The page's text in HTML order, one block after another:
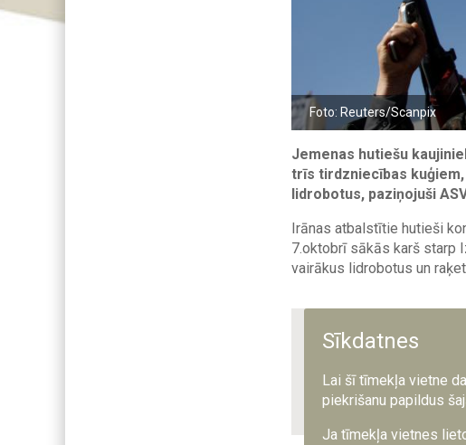
Foto: Reuters/Scanpix
Jemenas hutiešu
trīs tirdzniecības
lidrobotus, paziņojuši
Irānas atbalstītie hutieši
7.oktobrī sākās karš starp
vairākus lidrobotus un
"Šie uzbrukumi
iemesls uzskatīt,
veicinājusi Irāna,"
Sīkdatnes
Lai šī tīmekļa vietne
piekrišanu papildus
Ja tīmekļa vietnes